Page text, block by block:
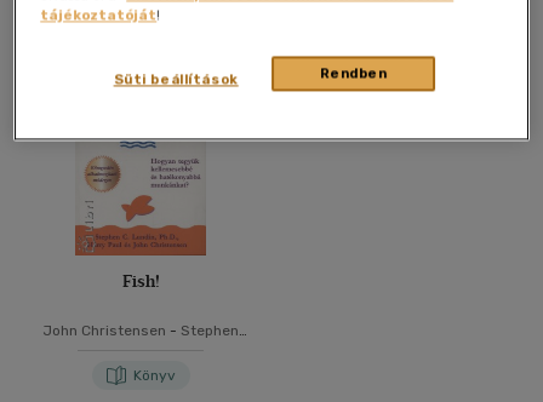
20 db / oldal
Alkalmaz
Fish!
John Christensen - Stephen
Könyv
tájékoztatóját!
Rendben
Süti beállítások